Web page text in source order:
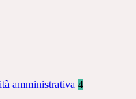
amministrativa 4